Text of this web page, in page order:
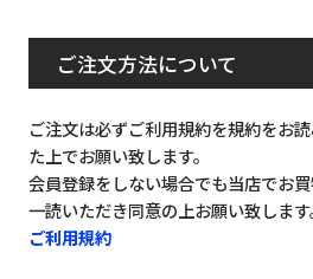
ご注文方法について
ご注文は必ずご利用規約を規約をお
た上でお願い致します。
会員登録をしない場合でも当店でお
一読いただき同意の上お願い致します
ご利用規約